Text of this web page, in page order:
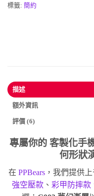
標籤: 簡約
描述
額外資訊
評價 (6)
專屬你的 客製化手
何形狀
在 PPBears ，我們提供
強空壓款 、 彩甲防摔款